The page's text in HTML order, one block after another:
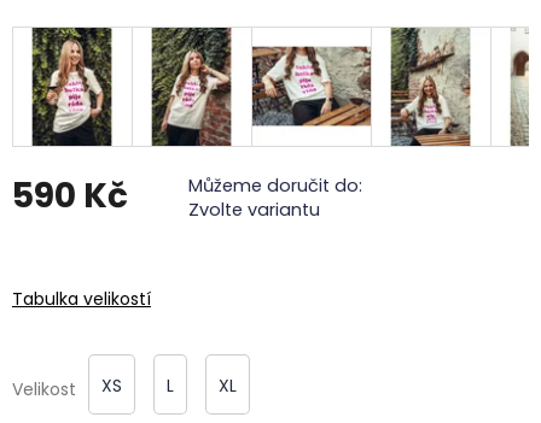
590 Kč
Můžeme doručit do:
Zvolte variantu
Tabulka velikostí
Velikost XS L XL